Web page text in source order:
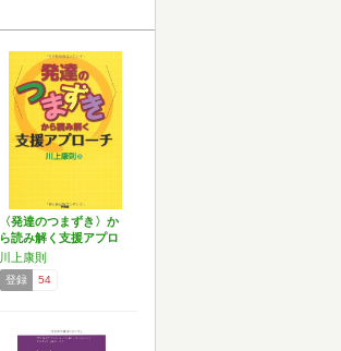
〈発達のつまずき〉か
ら読み解く支援アプロ
ーチ
川上康則
登録 54